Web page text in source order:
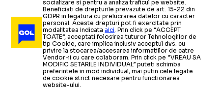
ALTE SPORTURI 08.02.2025
SUPER BOWL, O MAȘINĂ DE FĂCUT BANI 8 milioane
de dolaripentru 30 de secunde de reclamă + Cât
primește Kendrick Lamar pentru spectacolul de la
studiupreluat de BBC arată
că, în Premier League, numărul de
reclame la pariuri aproapes-a
triplat față de anul trecut
Citește mai mult
PNL vrea săelimine publicitatea
la jocurile de noroc » Cum ar fi
afectat fotbalul românesc
Citește mai mult
socializare si pentru a analiza traficul pe website.
Beneficiati de drepturile prevazute de art. 15-22 din
GDPR in legatura cu prelucrarea datelor cu caracter
personal. Aceste drepturi pot fi exercitate prin
modalitatea indicataaici . Prin click pe “ACCEPT
TOATE”, acceptati folosirea tuturor Tehnologiilor de
tip Cookie, care implica inclusiv acceptul dvs. cu
privire la stocarea/accesarea informatiilor de catre
Vendor-ii cu care colaboram. Prin click pe “VREAU SA
MODIFIC SETARILE INDIVIDUAL” puteti schimba
preferintele in mod individual, mai putin cele legate
de cookie strict necesare pentru functionarea
website-ului.